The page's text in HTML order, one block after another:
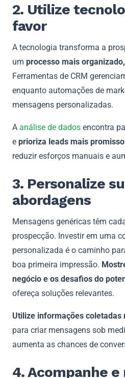
2. Utilize
favor
A tecnologia transforma a
um processo mais
Ferramentas de CRM
enquanto automações de
mensagens personalizadas.
A análise de dados encontra
e prioriza leads mais
reduzir esforços manuais e
3. Personalize
abordagens
Mensagens genéricas têm
prospecção. Investir em uma
personalizada é o caminho
boa primeira impressão.
negócio e os desafios do
ofereça soluções relevantes.
Utilize informações coletadas
para criar mensagens sob
aumenta as chances de
4. Acompanhe